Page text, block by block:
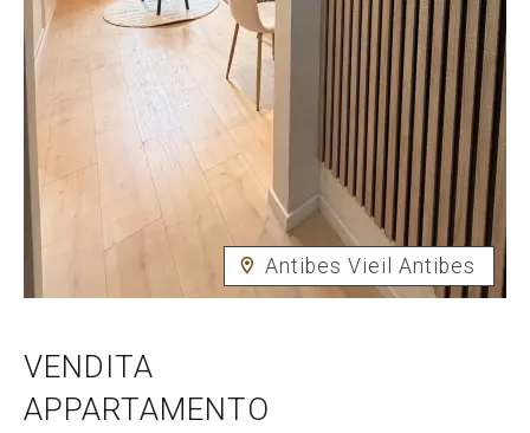
Antibes Vieil Antibes
VENDITA
APPARTAMENTO